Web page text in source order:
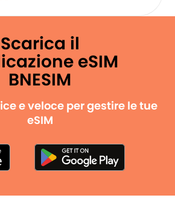
Scarica il
eSIM
BNESIM
e veloce per gestire le tue
eSIM